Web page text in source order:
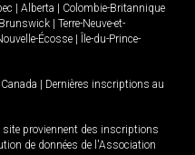
Alberta
Colombie-Britannique
Terre-Neuve-et-
Écosse
Île-du-Prince-
Dernières inscriptions au
proviennent des inscriptions
de données de l'Association